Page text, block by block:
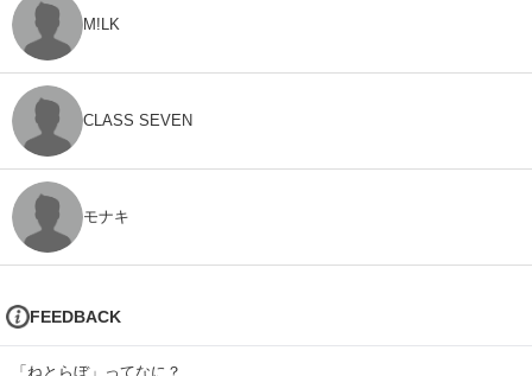
M!LK
CLASS SEVEN
モナキ
FEEDBACK
「ねとらぼ」ってなに？